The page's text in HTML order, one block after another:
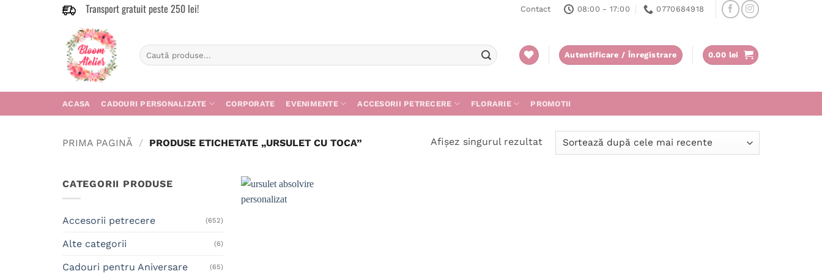
Transport gratuit peste 250 lei! Contact 08:00 - 17:00 0770684918
Caută
după:
Autentificare / Înregistrare 0.00 lei
ACASA CADOURI PERSONALIZATE CORPORATE EVENIMENTE ACCESORII PETRECERE FLORARIE PROMOTII
PRIMA PAGINĂ / PRODUSE ETICHETATE „URSULET CU TOCA” Afișez singurul rezultat
CATEGORII PRODUSE
Accesorii petrecere (652)
Alte categorii (6)
Cadouri pentru Aniversare (65)